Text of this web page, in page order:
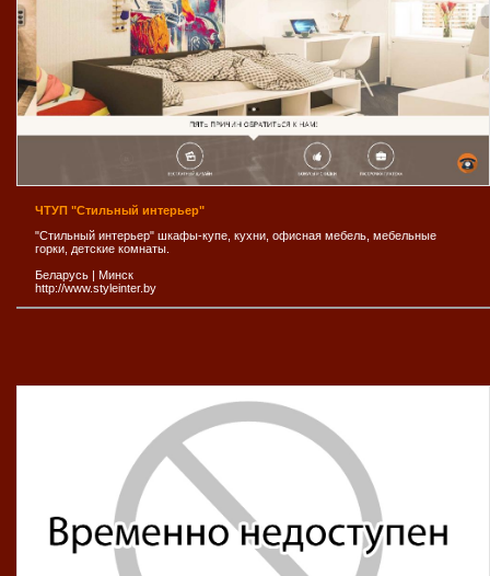
ЧТУП "Стильный интерьер"
"Стильный интерьер" шкафы-купе, кухни, офисная мебель, мебельные
горки, детские комнаты.
Беларусь | Минск
http://www.styleinter.by